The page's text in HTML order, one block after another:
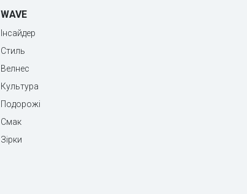
WAVE
Інсайдер
Стиль
Велнес
Культура
Подорожі
Смак
Зірки